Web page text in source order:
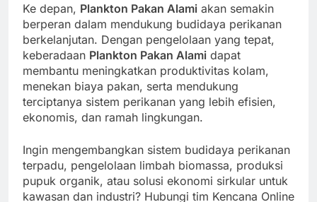
Ke depan, Plankton Pakan Alami akan semakin
berperan dalam mendukung budidaya perikanan
berkelanjutan. Dengan pengelolaan yang tepat,
keberadaan Plankton Pakan Alami dapat
membantu meningkatkan produktivitas kolam,
menekan biaya pakan, serta mendukung
terciptanya sistem perikanan yang lebih efisien,
ekonomis, dan ramah lingkungan.
Ingin mengembangkan sistem budidaya perikanan
terpadu, pengelolaan limbah biomassa, produksi
pupuk organik, atau solusi ekonomi sirkular untuk
kawasan dan industri? Hubungi tim Kencana Online